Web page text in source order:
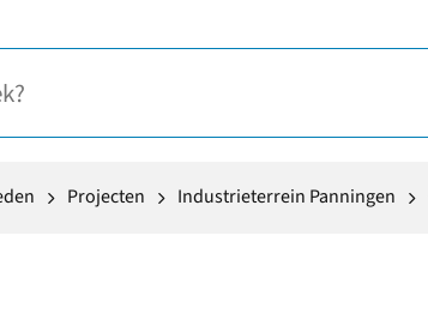
Projecten Industrieterrein Panningen